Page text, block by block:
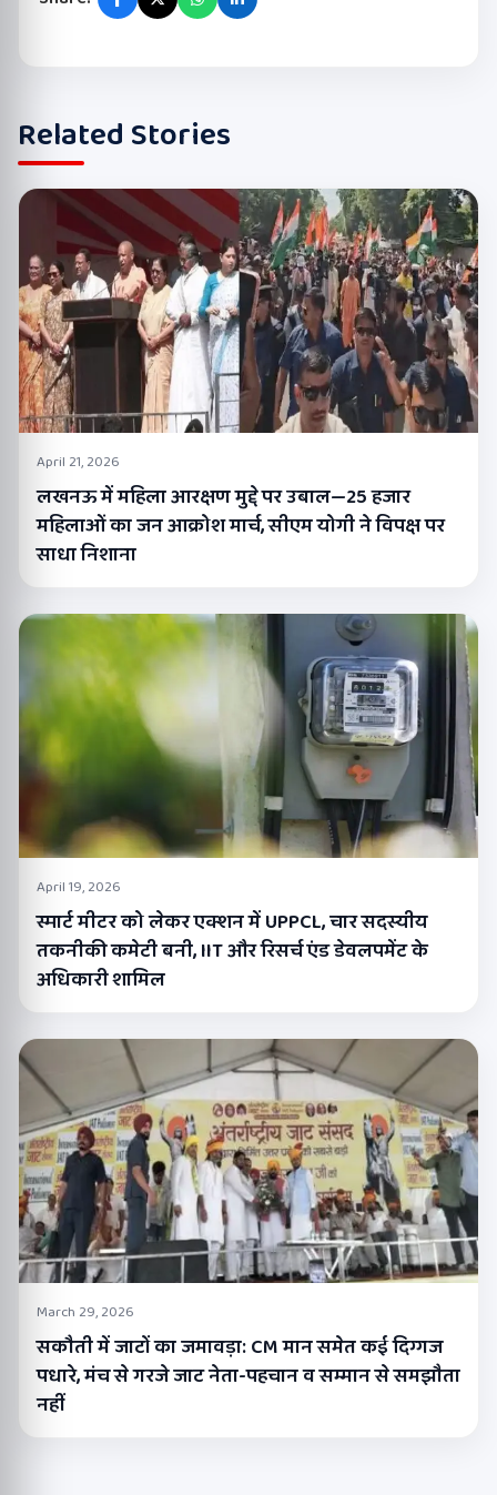
Related Stories
April 21, 2026
लखनऊ में महिला आरक्षण मुद्दे पर उबाल—25 हजार
महिलाओं का जन आक्रोश मार्च, सीएम योगी ने विपक्ष पर
साधा निशाना
April 19, 2026
स्मार्ट मीटर को लेकर एक्शन में UPPCL, चार सदस्यीय
तकनीकी कमेटी बनी, IIT और रिसर्च एंड डेवलपमेंट के
अधिकारी शामिल
March 29, 2026
सकौती में जाटों का जमावड़ा: CM मान समेत कई दिग्गज
पधारे, मंच से गरजे जाट नेता-पहचान व सम्मान से समझौता
नहीं